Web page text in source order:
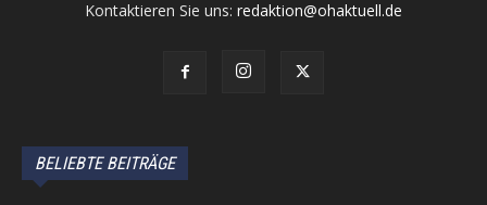
Kontaktieren Sie uns: redaktion@ohaktuell.de
BELIEBTE BEITRÄGE